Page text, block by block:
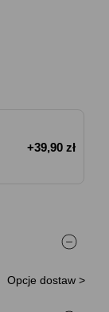
+39,90 zł
Opcje dostaw >